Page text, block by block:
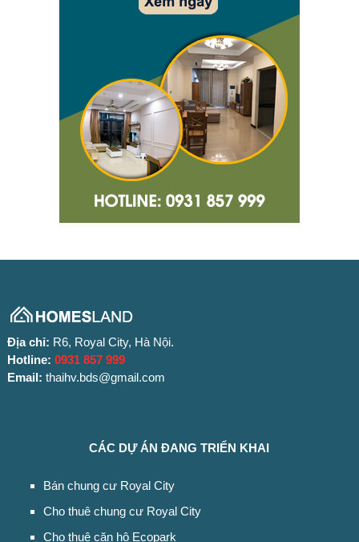
Địa chỉ: R6, Royal City, Hà Nội.
Hotline: 0931 857 999
Email: thaihv.bds@gmail.com
CÁC DỰ ÁN ĐANG TRIỂN KHAI
Bán chung cư Royal City
Cho thuê chung cư Royal City
Cho thuê căn hộ Ecopark